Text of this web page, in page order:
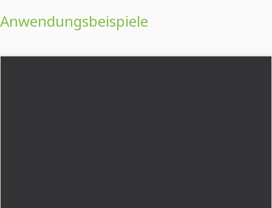
Anwendungsbeispiele